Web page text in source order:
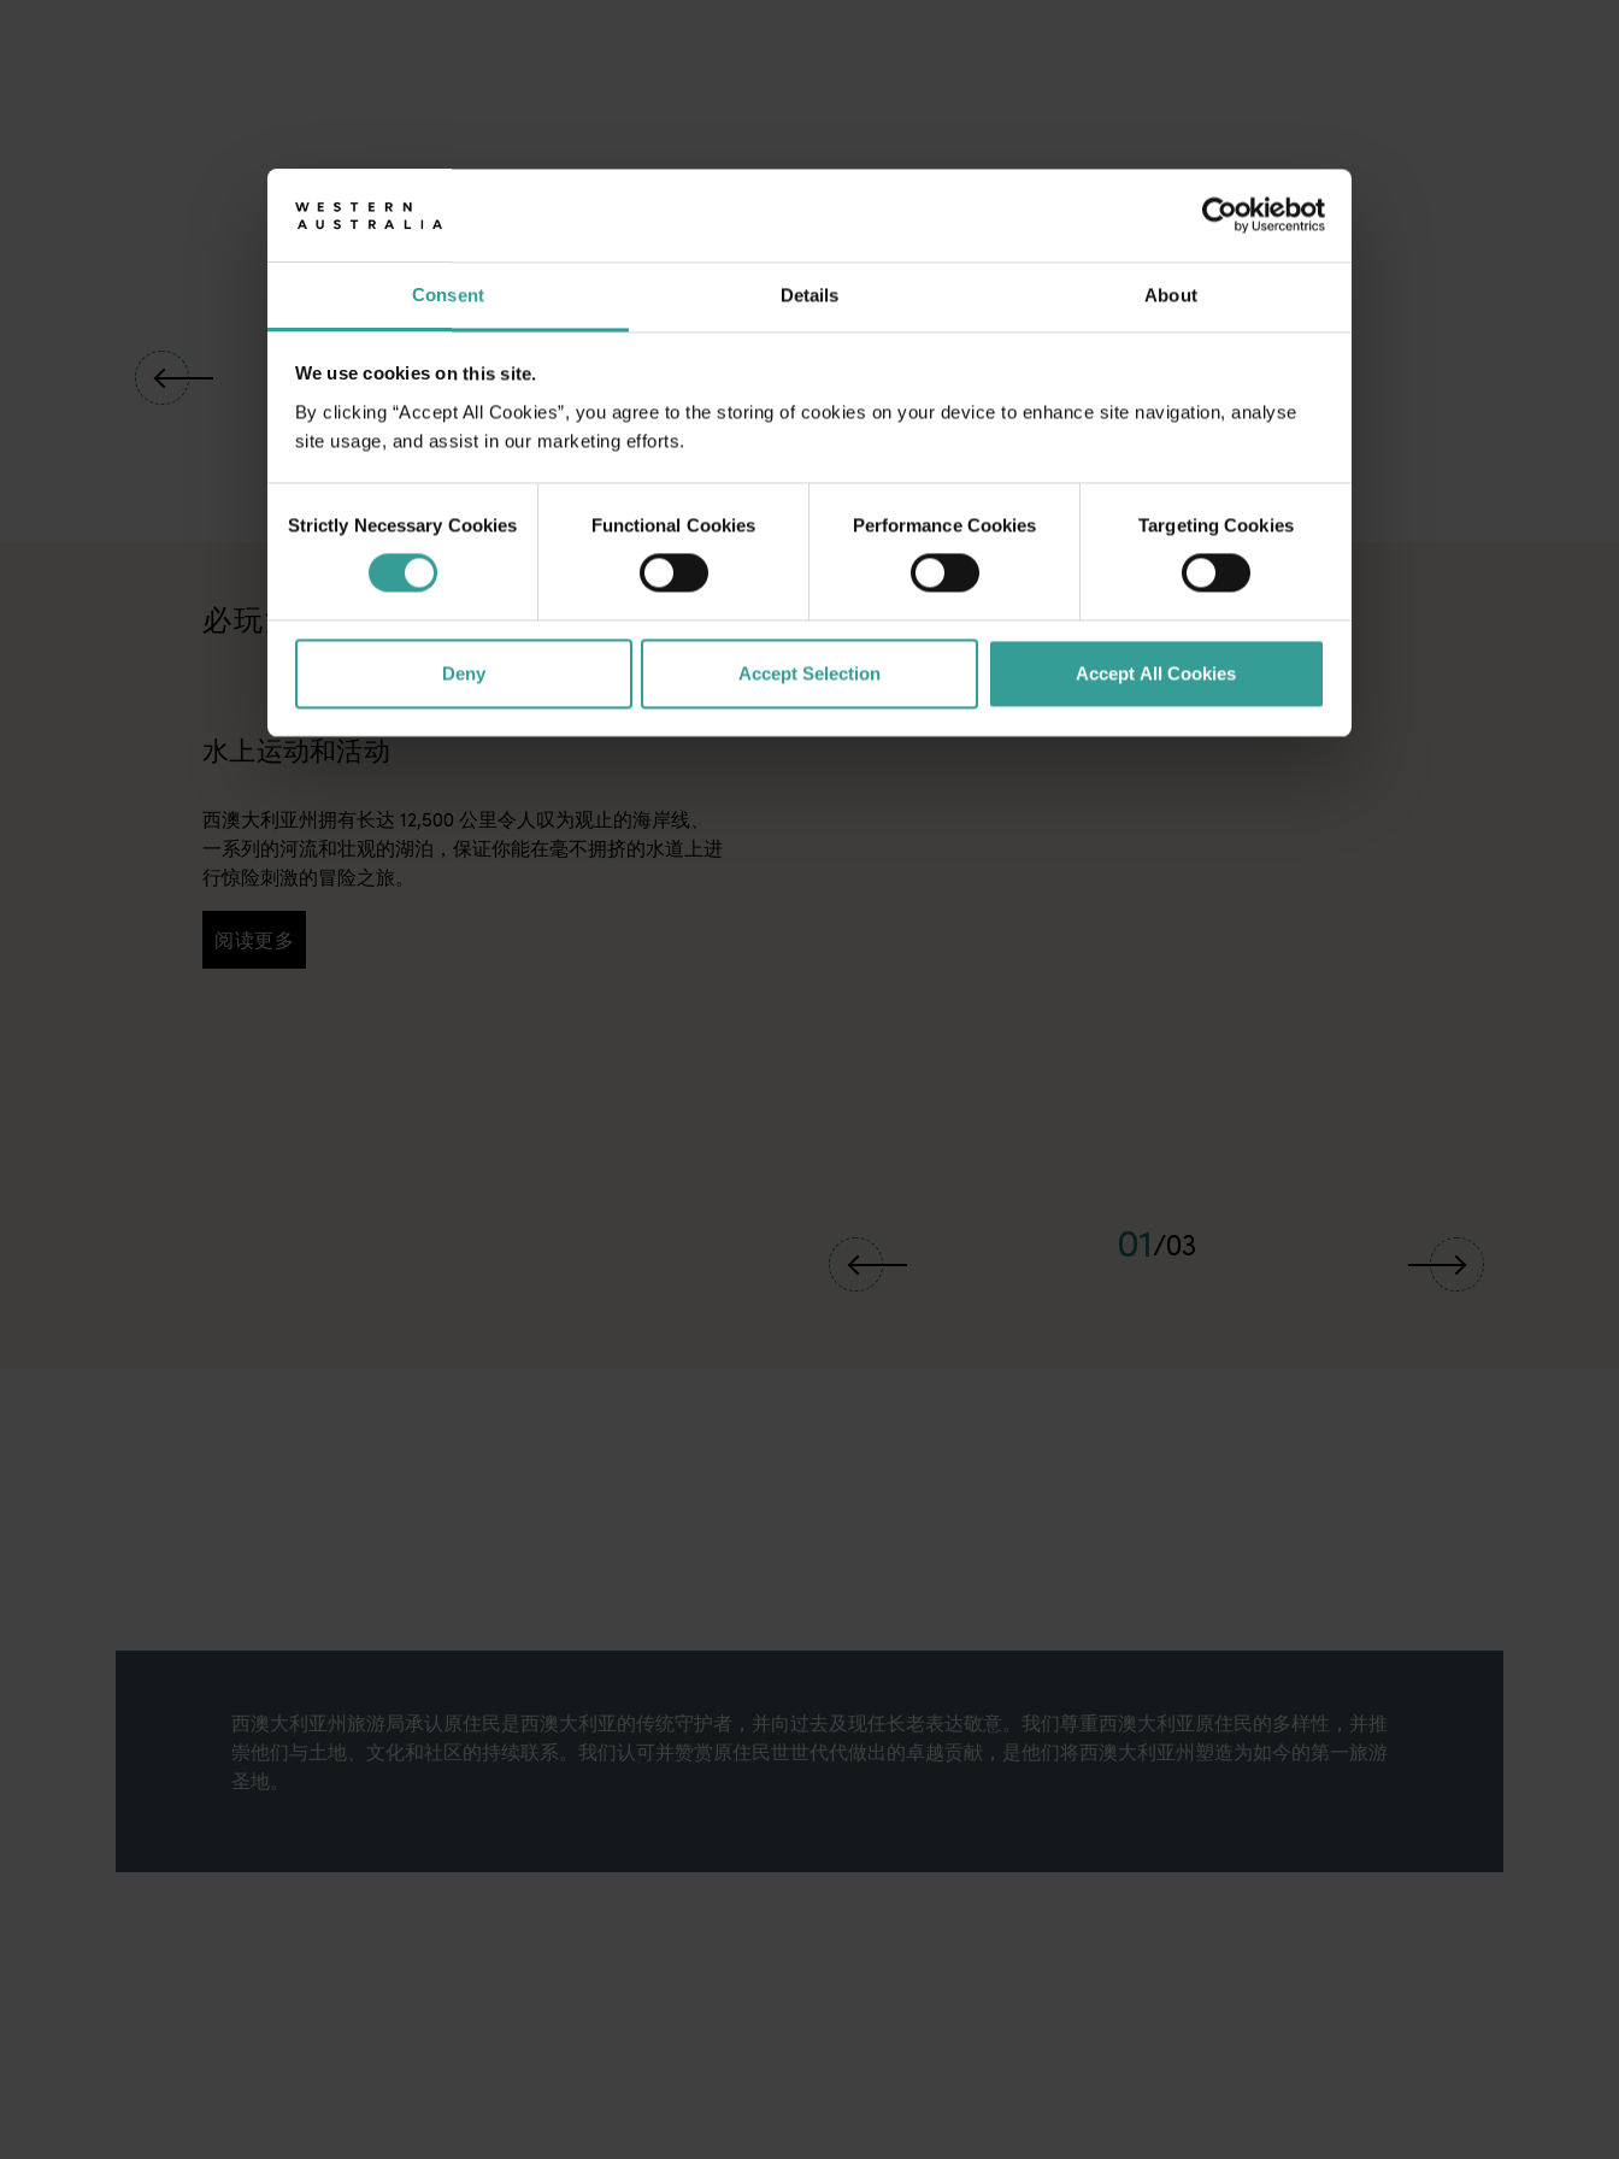
Consent Details About
We use cookies on this site.
By clicking “Accept All Cookies”, you agree to the storing of cookies on your device to enhance site navigation, analyse
site usage, and assist in our marketing efforts.
Selection
Strictly Necessary Cookies Functional Cookies Performance Cookies Targeting Cookies
Deny Accept Selection Accept All Cookies
/03
<p>西澳大利亚州拥有长达 12,500 公里令人叹为观止的海岸线、一系列的河流和壮观的湖泊，保证你能在毫不拥挤的水道上进行惊险刺激的冒险之旅。</p>
<p>在金伯利参加豪华邮轮之旅，发现地球上最后的真正荒野之一。乘船前往水平瀑布，航行穿过无人涉足的群岛，在最偏远的峡谷水塘中游泳。令人兴奋、千载难逢的体验在等着你。参加
<p>西澳大利亚州的温带和热带海岸拥有最大的近岸边缘珊瑚礁、被列入世界遗产的海洋公园、未受破坏的珊瑚环礁、顶级的潜水沉船，在这里你还能与各种令人惊叹的海洋生物相遇。超过
01/03
必玩活动
水上运动和活动
西澳大利亚州拥有长达 12,500 公里令人叹为观止的海岸线、
一系列的河流和壮观的湖泊，保证你能在毫不拥挤的水道上进
行惊险刺激的冒险之旅。
阅读更多
阅读更多
西澳大利亚州旅游局承认原住民是西澳大利亚的传统守护者，并向过去及现任长老表达敬意。我们尊重西澳大利亚原住民的多样性，并推
崇他们与土地、文化和社区的持续联系。我们认可并赞赏原住民世世代代做出的卓越贡献，是他们将西澳大利亚州塑造为如今的第一旅游
圣地。